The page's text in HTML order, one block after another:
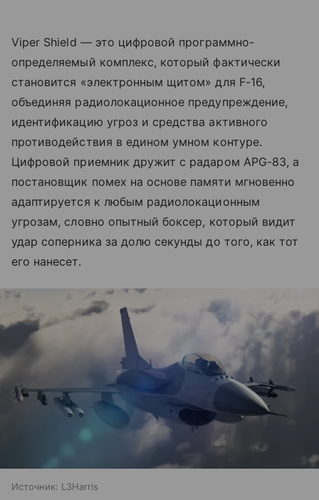
Viper Shield — это цифровой программно-
определяемый комплекс, который фактически
становится «электронным щитом» для F-16,
объединяя радиолокационное предупреждение,
идентификацию угроз и средства активного
противодействия в едином умном контуре.
Цифровой приемник дружит с радаром APG-83, а
постановщик помех на основе памяти мгновенно
адаптируется к любым радиолокационным
угрозам, словно опытный боксер, который видит
удар соперника за долю секунды до того, как тот
его нанесет.
Источник: L3Harris